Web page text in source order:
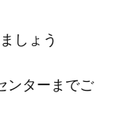
しょう
ンターまでご